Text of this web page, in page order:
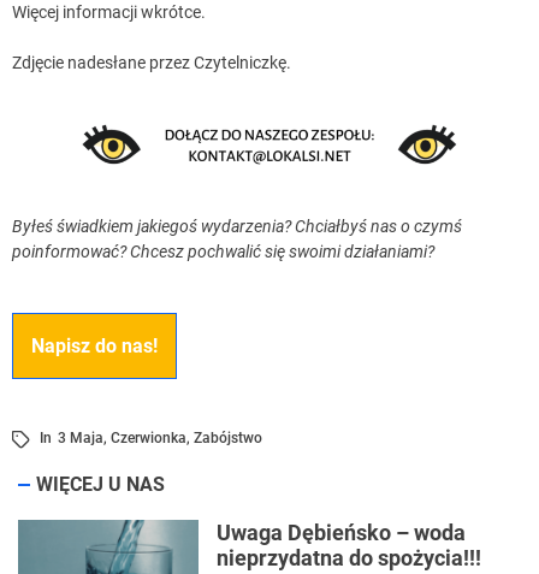
Więcej informacji wkrótce.
Zdjęcie nadesłane przez Czytelniczkę.
Byłeś świadkiem jakiegoś wydarzenia? Chciałbyś nas o czymś
poinformować? Chcesz pochwalić się swoimi działaniami?
Napisz do nas!
In 3 Maja, Czerwionka, Zabójstwo
WIĘCEJ U NAS
Uwaga Dębieńsko – woda
nieprzydatna do spożycia!!!